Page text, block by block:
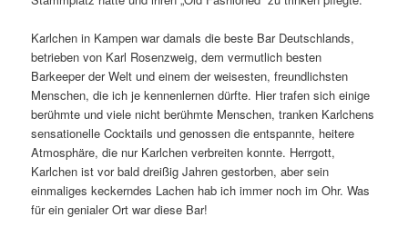
Karlchen in Kampen war damals die beste Bar Deutschlands,
betrieben von Karl Rosenzweig, dem vermutlich besten
Barkeeper der Welt und einem der weisesten, freundlichsten
Menschen, die ich je kennenlernen dürfte. Hier trafen sich einige
berühmte und viele nicht berühmte Menschen, tranken Karlchens
sensationelle Cocktails und genossen die entspannte, heitere
Atmosphäre, die nur Karlchen verbreiten konnte. Herrgott,
Karlchen ist vor bald dreißig Jahren gestorben, aber sein
einmaliges keckerndes Lachen hab ich immer noch im Ohr. Was
für ein genialer Ort war diese Bar!